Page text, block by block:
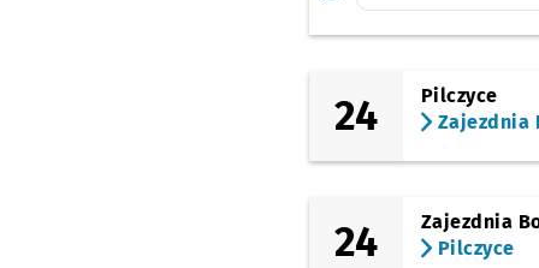
24
Pilczyce
Zajezdnia
24
Zajezdnia
Pilczyce